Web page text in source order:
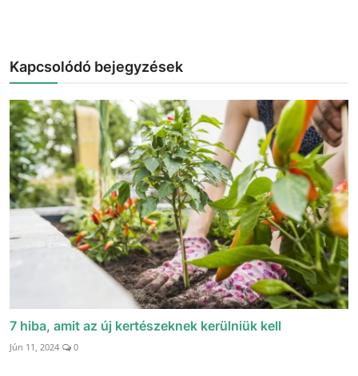
Kapcsolódó bejegyzések
7 hiba, amit az új kertészeknek kerülniük kell
Jún 11, 2024 0